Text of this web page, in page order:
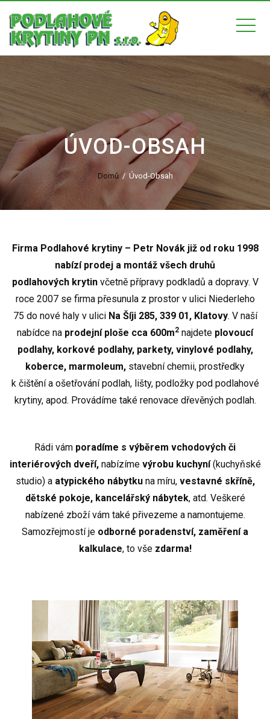
ÚVOD-OBSAH
Domů Úvod-Obsah
Firma Podlahové krytiny – Petr Novák již od roku 1998
nabízí prodej a montáž všech druhů
podlahových krytinvčetně přípravy podkladů a dopravy. V
roce 2007 se firma přesunula z prostor v ulici Niederleho
75 do nové haly v ulici Na Šíji 285, 339 01, Klatovy. V naší
nabídce na prodejní ploše cca 600m2 najdete plovoucí
podlahy, korkové podlahy, parkety, vinylové podlahy,
koberce, marmoleum, stavební chemii, prostředky
k čištění a ošetřování podlah, lišty, podložky pod podlahové
krytiny, apod. Provádíme také renovace dřevěných podlah.
Rádi vám poradíme s výběrem vchodových či
interiérových dveří,nabízíme výrobu kuchyní(kuchyňské
studio) a atypického nábytkuna míru, vestavné skříně,
dětské pokoje, kancelářský nábytek, atd. Veškeré
nabízené zboží vám také přivezeme a namontujeme.
Samozřejmostí je odborné poradenství, zaměření a
kalkulace, to vše zdarma!